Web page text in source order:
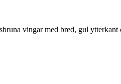
vingar med bred, gul